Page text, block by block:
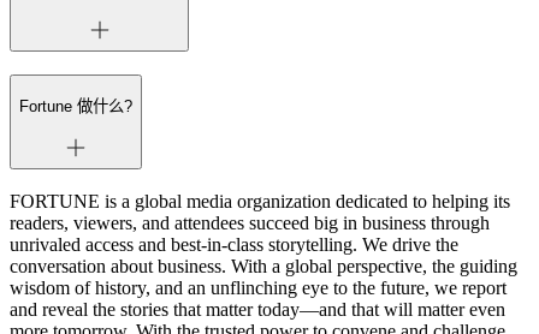
Fortune 做什么?
FORTUNE is a global media organization dedicated to helping its
readers, viewers, and attendees succeed big in business through
unrivaled access and best-in-class storytelling. We drive the
conversation about business. With a global perspective, the guiding
wisdom of history, and an unflinching eye to the future, we report
and reveal the stories that matter today—and that will matter even